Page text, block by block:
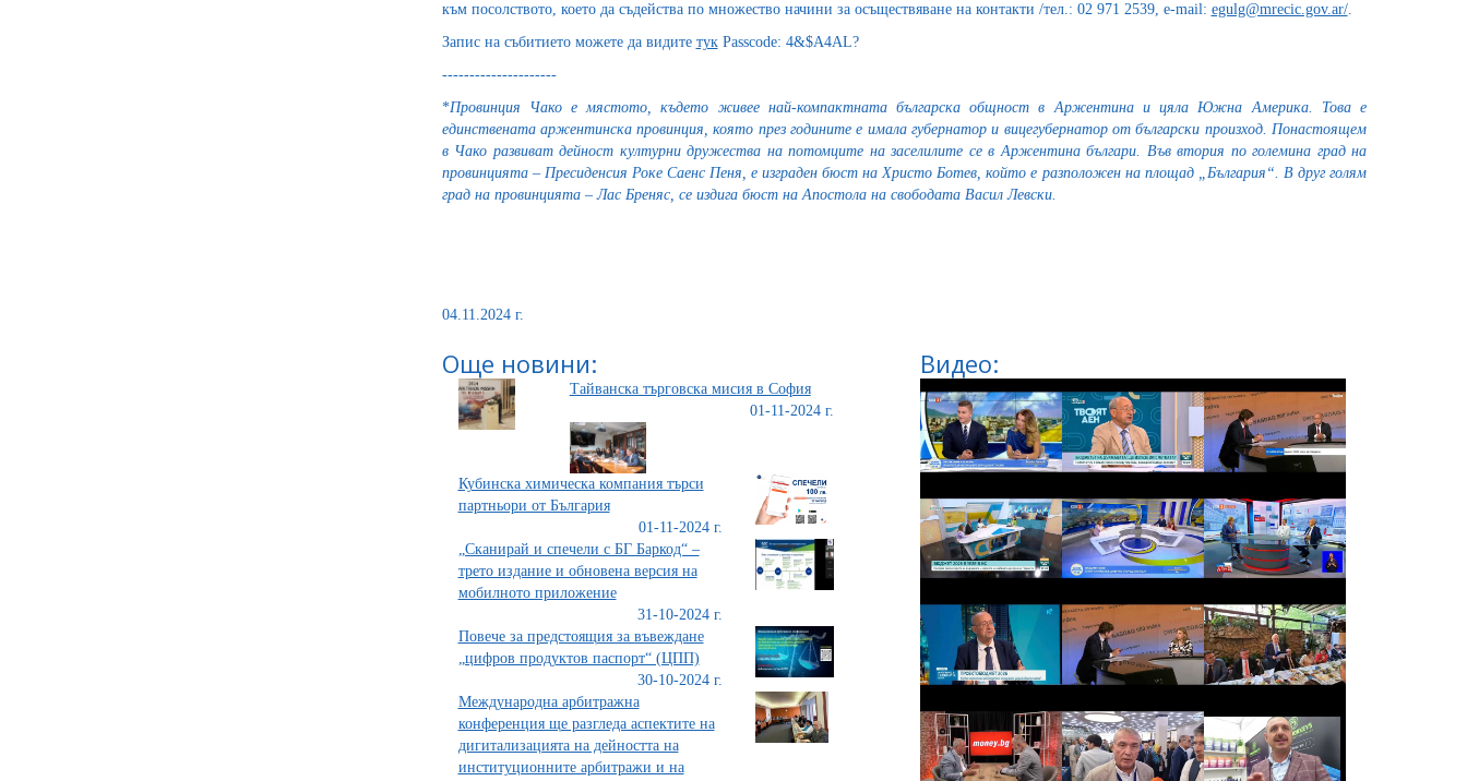
към посолството, което да съдейства по множество начини за осъществяване на контакти /тел.: 02 971 2539, e-mail: egulg@mrecic.gov.ar/.
Запис на събитието можете да видите тукPasscode: 4&$A4AL?
---------------------
*Провинция Чако е мястото, където живее най-компактната българска общност в Аржентина и цяла Южна Америка. Това е
единствената аржентинска провинция, която през годините е имала губернатор и вицегубернатор от български произход. Понастоящем
в Чако развиват дейност културни дружества на потомците на заселилите се в Аржентина българи. Във втория по големина град на
провинцията – Пресиденсия Роке Саенс Пеня, е изграден бюст на Христо Ботев, който е разположен на площад „България“. В друг голям
град на провинцията – Лас Бреняс, се издига бюст на Апостола на свободата Васил Левски.
04.11.2024 г.
Още новини:
Тайванска търговска мисия в София
01-11-2024 г.
Кубинска химическа компания търси
партньори от България
01-11-2024 г.
„Сканирай и спечели с БГ Баркод“ –
трето издание и обновена версия на
мобилното приложение
31-10-2024 г.
Повече за предстоящия за въвеждане
„цифров продуктов паспорт“ (ЦПП)
30-10-2024 г.
Международна арбитражна
конференция ще разгледа аспектите на
дигитализацията на дейността на
институционните арбитражи и на
Видео: